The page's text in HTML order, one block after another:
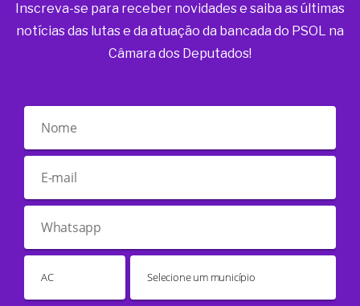
Inscreva-se para receber novidades e saiba as últimas
notícias das lutas e da atuação da bancada do PSOL na
Câmara dos Deputados!